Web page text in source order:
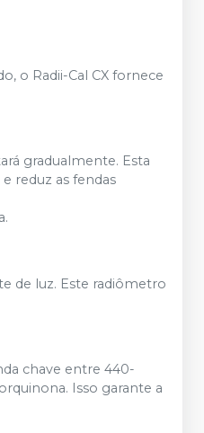
o Radii-Cal CX fornece
gradualmente. Esta
reduz as fendas
de luz. Este radiômetro
chave entre 440-
Isso garante a